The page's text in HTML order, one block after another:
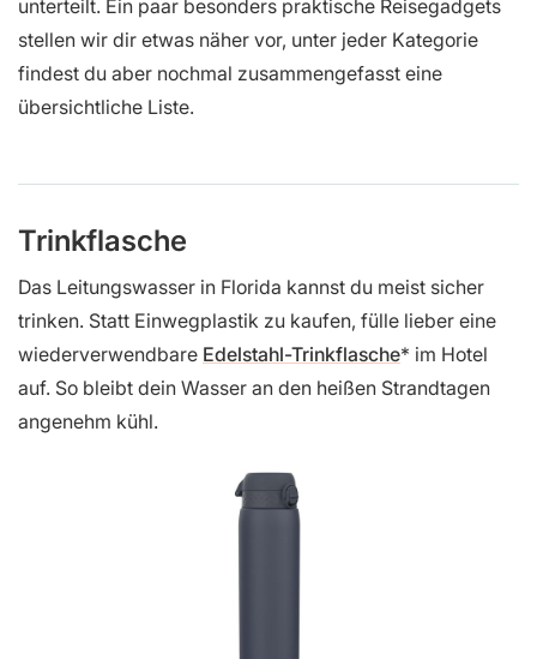
unterteilt. Ein paar besonders praktische Reisegadgets
stellen wir dir etwas näher vor, unter jeder Kategorie
findest du aber nochmal zusammengefasst eine
übersichtliche Liste.
Trinkflasche
Das Leitungswasser in Florida kannst du meist sicher
trinken. Statt Einwegplastik zu kaufen, fülle lieber eine
wiederverwendbare Edelstahl-Trinkflasche
im Hotel
auf. So bleibt dein Wasser an den heißen Strandtagen
angenehm kühl.